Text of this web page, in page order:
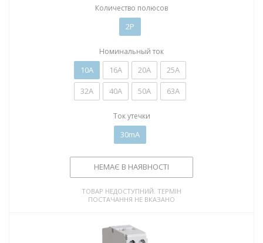
Количество полюсов
2P
Номинальный ток
10А 16А 20А
25А
32А
40А 50А 63А
Ток утечки
30mA
НЕМАЄ В НАЯВНОСТІ
ТОВАР НЕДОСТУПНИЙ. ТЕРМІН
ПОСТАЧАННЯ НЕ ВКАЗАНО